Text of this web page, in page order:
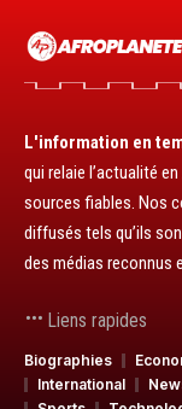
L'information en
qui relaie l’actualité
sources fiables. Nos
diffusés tels qu’ils
des médias reconnus
Liens rapides
Biographies
International